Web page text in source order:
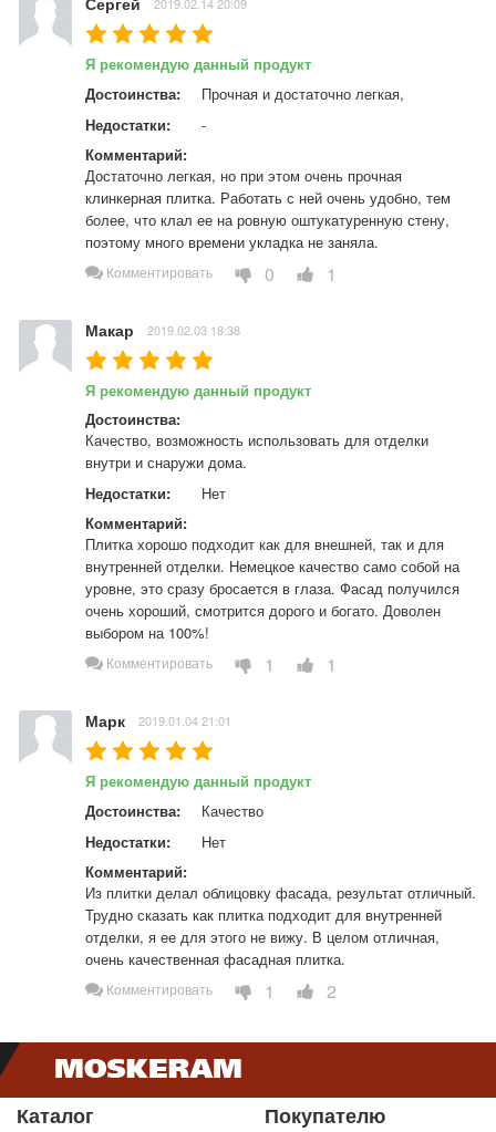
2019.02.14 20:09
Я рекомендую данный продукт
Достоинства:
Прочная и достаточно легкая,
Недостатки:
-
Комментарий:
Достаточно легкая, но при этом очень прочная
клинкерная плитка. Работать с ней очень удобно, тем
более, что клал ее на ровную оштукатуренную стену,
поэтому много времени укладка не заняла.
Комментировать 0 1
Макар 2019.02.03 18:38
Я рекомендую данный продукт
Достоинства:
Качество, возможность использовать для отделки
внутри и снаружи дома.
Недостатки:
Нет
Комментарий:
Плитка хорошо подходит как для внешней, так и для
внутренней отделки. Немецкое качество само собой на
уровне, это сразу бросается в глаза. Фасад получился
очень хороший, смотрится дорого и богато. Доволен
выбором на 100%!
Комментировать 1 1
Марк 2019.01.04 21:01
Я рекомендую данный продукт
Достоинства:
Качество
Недостатки:
Нет
Комментарий:
Из плитки делал облицовку фасада, результат отличный.
Трудно сказать как плитка подходит для внутренней
отделки, я ее для этого не вижу. В целом отличная,
очень качественная фасадная плитка.
Комментировать 1 2
Каталог Покупателю